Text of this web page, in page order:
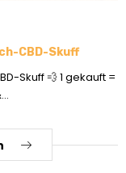
CBD-Skuff
Skuff 💨 1 gekauft =